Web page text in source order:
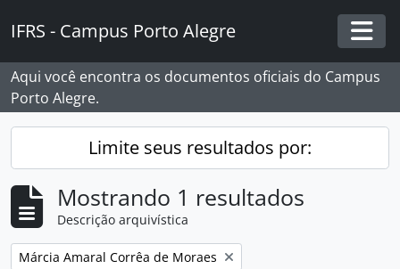
IFRS - Campus Porto Alegre
Aqui você encontra os documentos oficiais do Campus
Porto Alegre.
Limite seus resultados por:
Mostrando 1 resultados
Descrição arquivística
Remover filtro:
Márcia Amaral Corrêa de Moraes